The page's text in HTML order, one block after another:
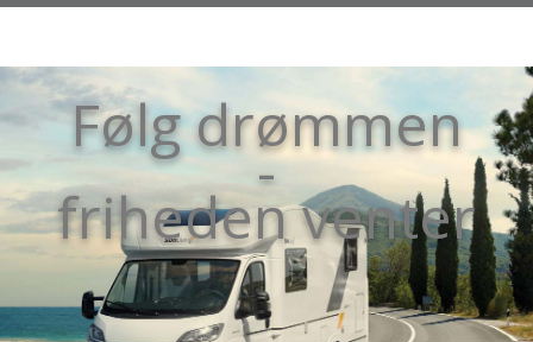
Følg drømmen
-
friheden venter